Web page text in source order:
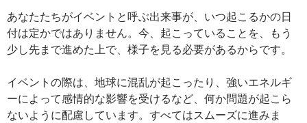
あなたたちがイベントと呼ぶ出来事が、いつ起こるかの日
付は定かではありません。今、起こっていることを、もう
少し先まで進めた上で、様子を見る必要があるからです。
イベントの際は、地球に混乱が起こったり、強いエネルギ
ーによって感情的な影響を受けるなど、何か問題が起こら
ないように配慮しています。すべてはスムーズに進みま